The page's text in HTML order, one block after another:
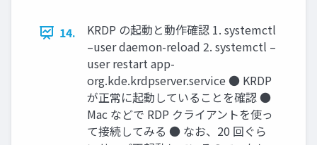
14.
KRDP の起動と動作確認 1. systemctl
–user daemon-reload 2. systemctl –
user restart app-
org.kde.krdpserver.service ● KRDP
が正常に起動していることを確認 ●
Mac などで RDP クライアントを使っ
て接続してみる ● なお、20 回ぐら